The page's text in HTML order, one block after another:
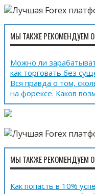
МЫ ТАКЖЕ РЕКОМЕНДУЕМ
Можно ли
как торговать без
Вся правда о том,
на форексе. Каков
МЫ ТАКЖЕ РЕКОМЕНДУЕМ
Как попасть в 10%